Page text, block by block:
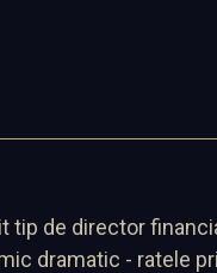
tip de director
dramatic - ratele